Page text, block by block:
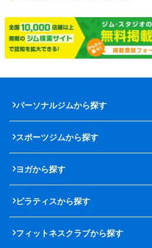
パーソナルジムから探す
スポーツジムから探す
ヨガから探す
ピラティスから探す
フィットネスクラブから探す